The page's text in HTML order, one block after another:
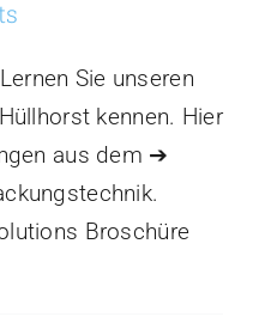
Sie unseren
kennen. Hier
aus dem ➔
Broschüre